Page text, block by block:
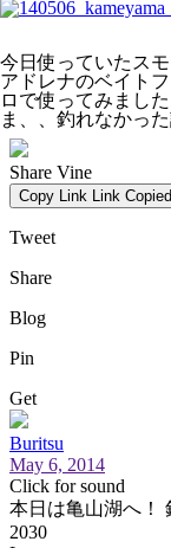
今日使っていたス
アドレナのベイト
ロで使ってみました
ま、、釣れなかっ